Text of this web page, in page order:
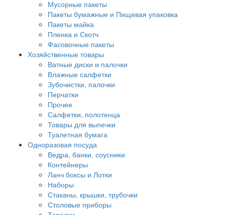
Мусорные пакеты
Пакеты бумажные и Пищевая упаковка
Пакеты майка
Пленка и Скотч
Фасовочные пакеты
Хозяйственные товары
Ватные диски и палочки
Влажные салфетки
Зубочистки, палочки
Перчатки
Прочее
Салфетки, полотенца
Товары для выпечки
Туалетная бумага
Одноразовая посуда
Ведра, банки, соусники
Контейнеры
Ланч боксы и Лотки
Наборы
Стаканы, крышки, трубочки
Столовые приборы